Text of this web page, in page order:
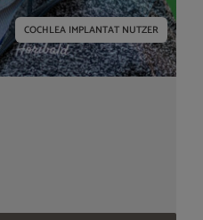
COCHLEA IMPLANTAT NUTZER